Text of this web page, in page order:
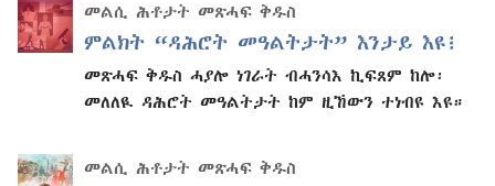
መልሲ ሕቶታት መጽሓፍ ቅዱስ
ምልክት “ዳሕሮት መዓልትታት” እንታይ እዩ፧
መጽሓፍ ቅዱስ ሓያሎ ነገራት ብሓንሳእ ኪፍጸም ከሎ፡
መለለዪ ዳሕሮት መዓልትታት ከም ዚኸውን ተነብዩ እዩ።
መልሲ ሕቶታት መጽሓፍ ቅዱስ